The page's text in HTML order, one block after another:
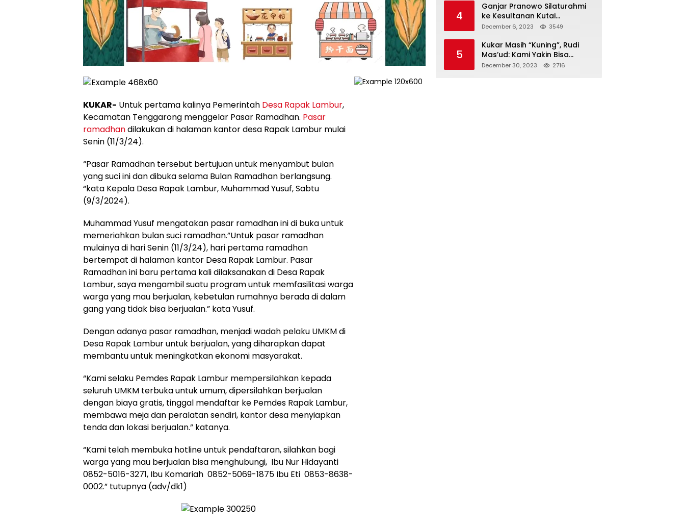
KUKAR- Untuk pertama kalinya Pemerintah Desa Rapak Lambur,
Kecamatan Tenggarong menggelar Pasar Ramadhan. Pasar
ramadhandilakukan di halaman kantor desa Rapak Lambur mulai
Senin (11/3/24).
“Pasar Ramadhan tersebut bertujuan untuk menyambut bulan
yang suci ini dan dibuka selama Bulan Ramadhan berlangsung.
“kata Kepala Desa Rapak Lambur, Muhammad Yusuf, Sabtu
(9/3/2024).
Muhammad Yusuf mengatakan pasar ramadhan ini di buka untuk
memeriahkan bulan suci ramadhan.”Untuk pasar ramadhan
mulainya di hari Senin (11/3/24), hari pertama ramadhan
bertempat di halaman kantor Desa Rapak Lambur. Pasar
Ramadhan ini baru pertama kali dilaksanakan di Desa Rapak
Lambur, saya mengambil suatu program untuk memfasilitasi warga
warga yang mau berjualan, kebetulan rumahnya berada di dalam
gang yang tidak bisa berjualan.” kata Yusuf.
Dengan adanya pasar ramadhan, menjadi wadah pelaku UMKM di
Desa Rapak Lambur untuk berjualan, yang diharapkan dapat
membantu untuk meningkatkan ekonomi masyarakat.
“Kami selaku Pemdes Rapak Lambur mempersilahkan kepada
seluruh UMKM terbuka untuk umum, dipersilahkan berjualan
dengan biaya gratis, tinggal mendaftar ke Pemdes Rapak Lambur,
membawa meja dan peralatan sendiri, kantor desa menyiapkan
tenda dan lokasi berjualan.” katanya.
“Kami telah membuka hotline untuk pendaftaran, silahkan bagi
warga yang mau berjualan bisa menghubungi, Ibu Nur Hidayanti
0852-5016-3271, Ibu Komariah 0852-5069-1875 Ibu Eti 0853-8638-
0002.” tutupnya (adv/dk1)
4
Ganjar Pranowo Silaturahmi
ke Kesultanan Kutai
Kartanegara
December 6, 2023 3549
5
Kukar Masih “Kuning”, Rudi
Mas’ud: Kami Yakin Bisa
Menang di Pemilu 2024
December 30, 2023 2716